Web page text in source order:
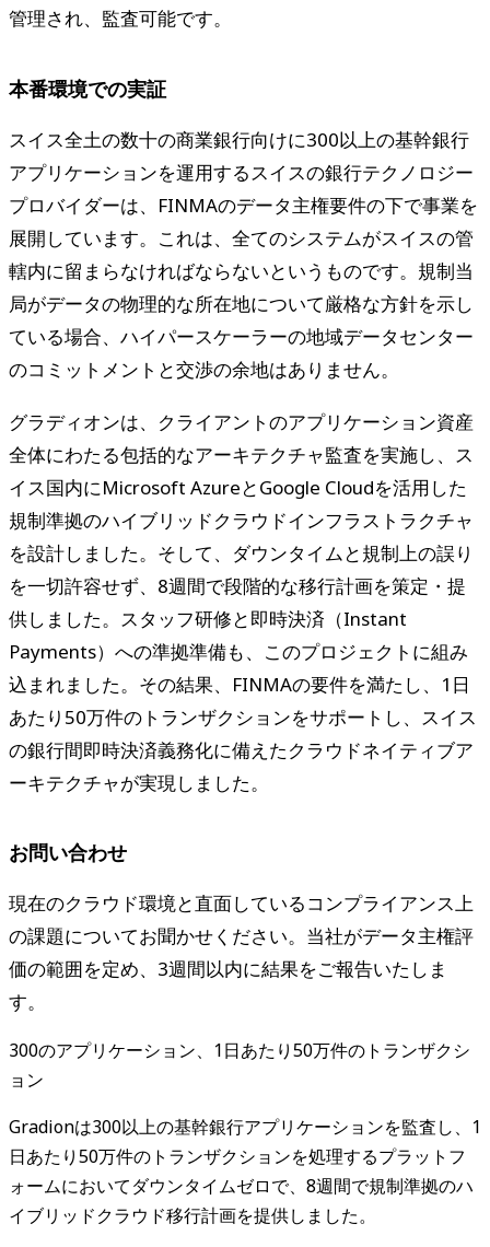
管理され、監査可能です。
本番環境での実証
スイス全土の数十の商業銀行向けに300以上の基幹銀行
アプリケーションを運用するスイスの銀行テクノロジー
プロバイダーは、FINMAのデータ主権要件の下で事業を
展開しています。これは、全てのシステムがスイスの管
轄内に留まらなければならないというものです。規制当
局がデータの物理的な所在地について厳格な方針を示し
ている場合、ハイパースケーラーの地域データセンター
のコミットメントと交渉の余地はありません。
グラディオンは、クライアントのアプリケーション資産
全体にわたる包括的なアーキテクチャ監査を実施し、ス
イス国内にMicrosoft AzureとGoogle Cloudを活用した
規制準拠のハイブリッドクラウドインフラストラクチャ
を設計しました。そして、ダウンタイムと規制上の誤り
を一切許容せず、8週間で段階的な移行計画を策定・提
供しました。スタッフ研修と即時決済（Instant
Payments）への準拠準備も、このプロジェクトに組み
込まれました。その結果、FINMAの要件を満たし、1日
あたり50万件のトランザクションをサポートし、スイス
の銀行間即時決済義務化に備えたクラウドネイティブア
ーキテクチャが実現しました。
お問い合わせ
現在のクラウド環境と直面しているコンプライアンス上
の課題についてお聞かせください。当社がデータ主権評
価の範囲を定め、3週間以内に結果をご報告いたしま
す。
300のアプリケーション、1日あたり50万件のトランザクシ
ョン
Gradionは300以上の基幹銀行アプリケーションを監査し、1
日あたり50万件のトランザクションを処理するプラットフ
ォームにおいてダウンタイムゼロで、8週間で規制準拠のハ
イブリッドクラウド移行計画を提供しました。